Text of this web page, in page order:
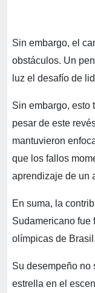
Sin embargo, el
obstáculos. Un
luz el desafío de
Sin embargo, esto
pesar de este
mantuvieron
que los fallos
aprendizaje de un
En suma, la
Sudamericano fue
olímpicas de Brasil.
Su desempeño no
estrella en el